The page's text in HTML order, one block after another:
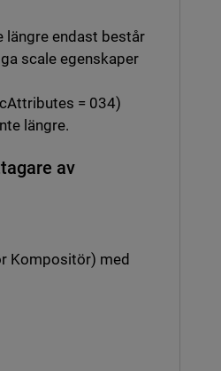
längre endast består
scale egenskaper
= 034)
längre.
av
Kompositör) med